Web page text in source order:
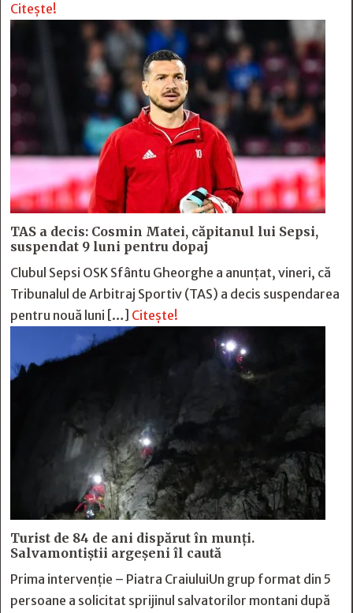
Citește!
TAS a decis: Cosmin Matei, căpitanul lui Sepsi,
suspendat 9 luni pentru dopaj
Clubul Sepsi OSK Sfântu Gheorghe a anunțat, vineri, că
Tribunalul de Arbitraj Sportiv (TAS) a decis suspendarea
pentru nouă luni […] Citește!
Turist de 84 de ani dispărut în munți.
Salvamontiștii argeșeni îl caută
Prima intervenție – Piatra CraiuluiUn grup format din 5
persoane a solicitat sprijinul salvatorilor montani după